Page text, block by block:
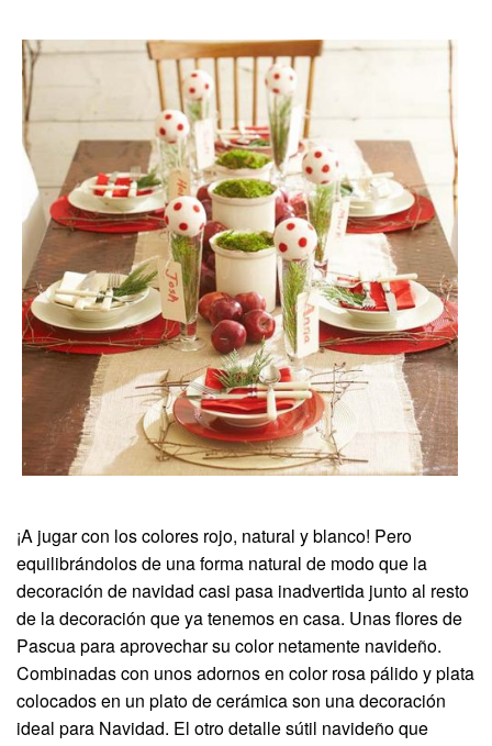
¡A jugar con los colores rojo, natural y blanco! Pero
equilibrándolos de una forma natural de modo que la
decoración de navidad casi pasa inadvertida junto al resto
de la decoración que ya tenemos en casa. Unas flores de
Pascua para aprovechar su color netamente navideño.
Combinadas con unos adornos en color rosa pálido y plata
colocados en un plato de cerámica son una decoración
ideal para Navidad. El otro detalle sútil navideño que